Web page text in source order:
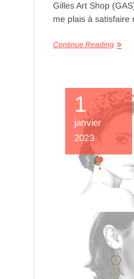
Gilles Art Shop
me plais à
Continue Reading
1
janvier
2023